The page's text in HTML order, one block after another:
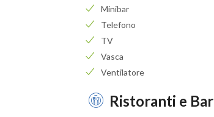
Minibar
Telefono
TV
Vasca
Ventilatore
Ristoranti e Bar